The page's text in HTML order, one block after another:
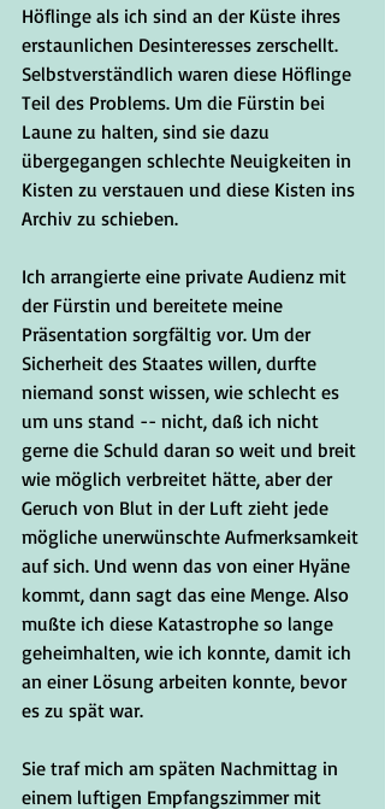
Höflinge als ich sind an der Küste ihres
erstaunlichen Desinteresses zerschellt.
Selbstverständlich waren diese Höflinge
Teil des Problems. Um die Fürstin bei
Laune zu halten, sind sie dazu
übergegangen schlechte Neuigkeiten in
Kisten zu verstauen und diese Kisten ins
Archiv zu schieben.
Ich arrangierte eine private Audienz mit
der Fürstin und bereitete meine
Präsentation sorgfältig vor. Um der
Sicherheit des Staates willen, durfte
niemand sonst wissen, wie schlecht es
um uns stand -- nicht, daß ich nicht
gerne die Schuld daran so weit und breit
wie möglich verbreitet hätte, aber der
Geruch von Blut in der Luft zieht jede
mögliche unerwünschte Aufmerksamkeit
auf sich. Und wenn das von einer Hyäne
kommt, dann sagt das eine Menge. Also
mußte ich diese Katastrophe so lange
geheimhalten, wie ich konnte, damit ich
an einer Lösung arbeiten konnte, bevor
es zu spät war.
Sie traf mich am späten Nachmittag in
einem luftigen Empfangszimmer mit